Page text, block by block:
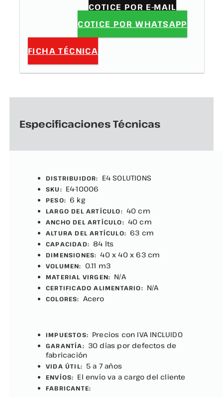
COTICE POR E-MAIL
COTICE POR WHATSAPP
FICHA TÉCNICA
Especificaciones Técnicas
DISTRIBUIDOR: E4 SOLUTIONS
SKU: E4-10006
PESO: 6 kg
LARGO DEL ARTÍCULO: 40 cm
ANCHO DEL ARTÍCULO: 40 cm
ALTURA DEL ARTÍCULO: 63 cm
CAPACIDAD: 84 lts
DIMENSIONES: 40 x 40 x 63 cm
VOLUMEN: 0.11 m3
MATERIAL VIRGEN: N/A
CERTIFICADO ALIMENTARIO: N/A
COLORES: Acero
IMPUESTOS: Precios con IVA INCLUIDO
GARANTÍA: 30 días por defectos de
fabricación
VIDA ÚTIL: 5 a 7 años
ENVÍOS: El envío va a cargo del cliente
FABRICANTE: